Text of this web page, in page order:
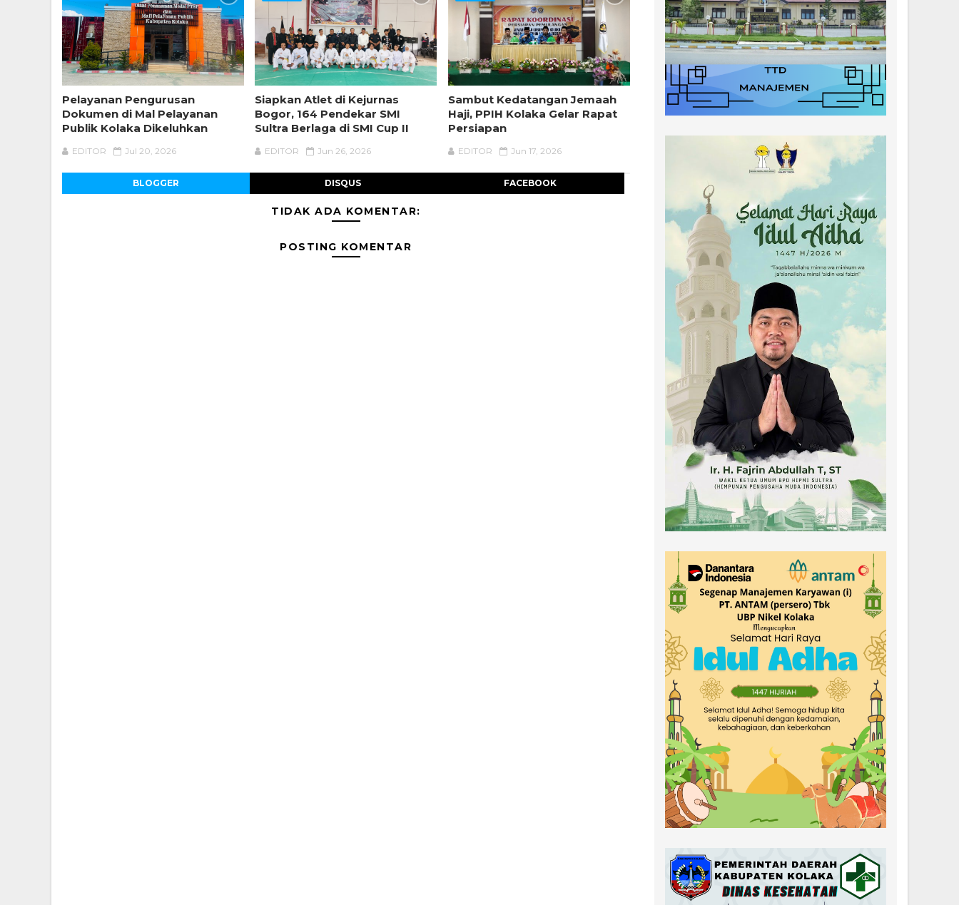
Pelayanan Pengurusan
Dokumen di Mal Pelayanan
Publik Kolaka Dikeluhkan
EDITOR Jul 20, 2026
Siapkan Atlet di Kejurnas
Bogor, 164 Pendekar SMI
Sultra Berlaga di SMI Cup II
EDITOR Jun 26, 2026
Sambut Kedatangan Jemaah
Haji, PPIH Kolaka Gelar Rapat
Persiapan
EDITOR Jun 17, 2026
BLOGGER DISQUS FACEBOOK
TIDAK ADA KOMENTAR:
POSTING KOMENTAR